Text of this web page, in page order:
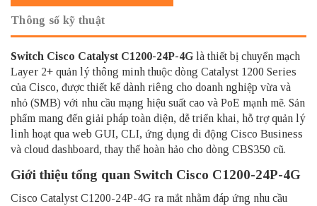
Thông số kỹ thuật
Switch Cisco Catalyst C1200-24P-4G là thiết bị chuyển mạch
Layer 2+ quản lý thông minh thuộc dòng Catalyst 1200 Series
của Cisco, được thiết kế dành riêng cho doanh nghiệp vừa và
nhỏ (SMB) với nhu cầu mạng hiệu suất cao và PoE mạnh mẽ. Sản
phẩm mang đến giải pháp toàn diện, dễ triển khai, hỗ trợ quản lý
linh hoạt qua web GUI, CLI, ứng dụng di động Cisco Business
và cloud dashboard, thay thế hoàn hảo cho dòng CBS350 cũ.​
Giới thiệu tổng quan Switch Cisco C1200-24P-4G
Cisco Catalyst C1200-24P-4G ra mắt nhằm đáp ứng nhu cầu